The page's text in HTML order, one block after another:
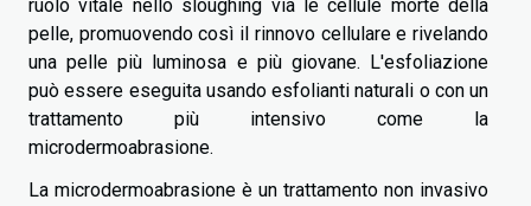
ruolo vitale nello sloughing via le cellule morte della
pelle, promuovendo così il rinnovo cellulare e rivelando
una pelle più luminosa e più giovane. L'esfoliazione
può essere eseguita usando esfolianti naturali o con un
trattamento più intensivo come la
microdermoabrasione.
La microdermoabrasione è un trattamento non invasivo